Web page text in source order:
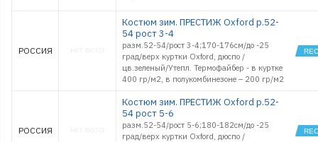
РОССИЯ
Костюм зим. ПРЕСТИЖ Oxford р.52-
54 рост 3-4
разм.52-54/рост 3-4;170-176см/до -25
град/верх куртки Oxford, дюспо /
цв.зеленый/Утепл. Термофайбер - в куртке
400 гр/м2, в полукомбинезоне – 200 гр/м2
РОССИЯ
Костюм зим. ПРЕСТИЖ Oxford р.52-
54 рост 5-6
разм.52-54/рост 5-6;180-182см/до -25
град/верх куртки Oxford, дюспо /